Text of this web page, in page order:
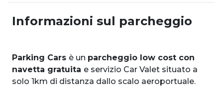
Informazioni sul parcheggio
Parking Cars è un parcheggio low cost con
navetta gratuita e servizio Car Valet situato a
solo 1km di distanza dallo scalo aeroportuale.